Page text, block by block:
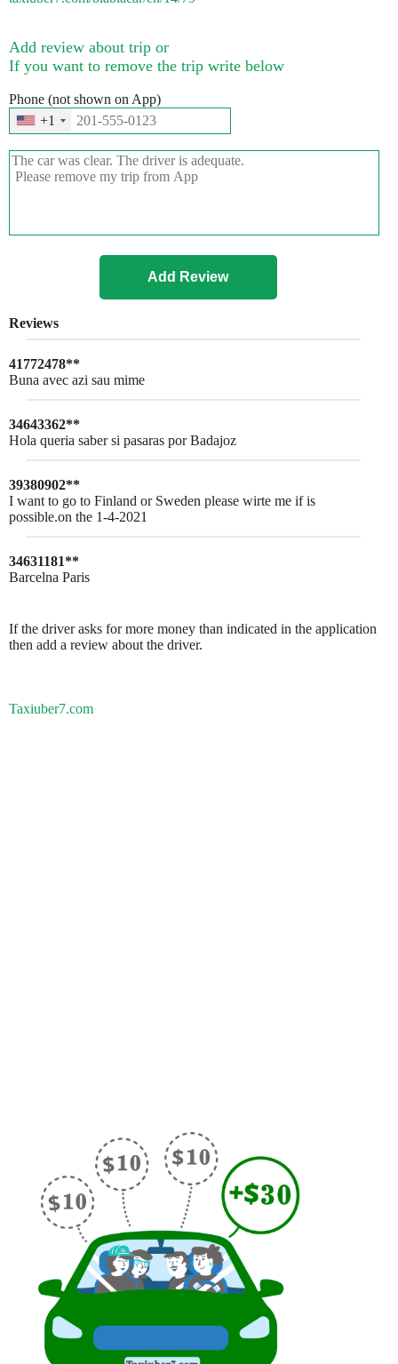
Add review about trip or
If you want to remove the trip write below
Phone (not shown on App)
+1
Reviews
41772478**
Buna avec azi sau mime
34643362**
Hola queria saber si pasaras por Badajoz
39380902**
I want to go to Finland or Sweden please wirte me if is
possible.on the 1-4-2021
34631181**
Barcelna Paris
If the driver asks for more money than indicated in the application
then add a review about the driver.
Taxiuber7.com